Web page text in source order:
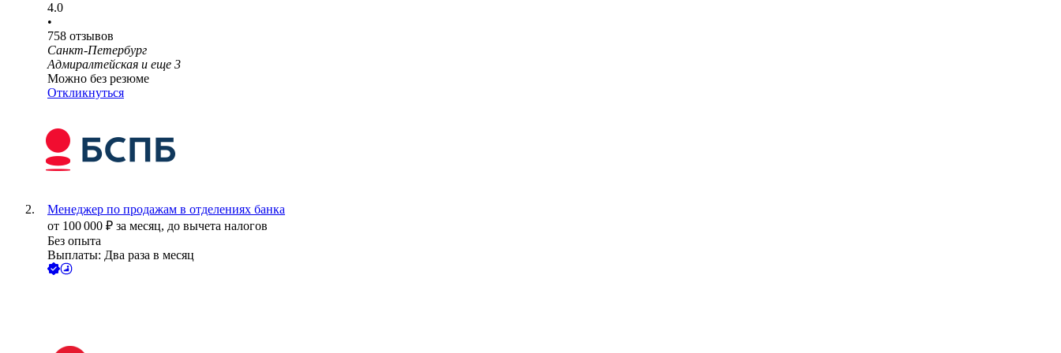
4.0
•
758 отзывов
Санкт-Петербург
Адмиралтейская и еще 3
Можно без резюме
Откликнуться
Менеджер по продажам в отделениях банка
от 100 000 ₽ за месяц, до вычета налогов
Без опыта
Выплаты: Два раза в месяц